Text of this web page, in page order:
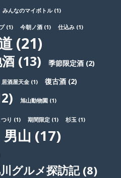
みんなのマイボトル(1)
(1) 今朝ノ酒 (1) 仕込み (1)
(21)
(13) 季節限定酒 (2)
居酒屋天金 (1) 復古酒 (2)
旭山動物園 (1)
り (1) 期間限定 (1) 杉玉 (1)
男山 (17)
グルメ探訪記(8)